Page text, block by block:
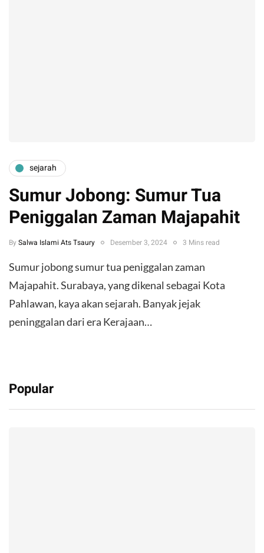
sejarah
Sumur Jobong: Sumur Tua
Peniggalan Zaman Majapahit
By Salwa Islami Ats Tsaury Desember 3, 2024 3 Mins read
Sumur jobong sumur tua peniggalan zaman
Majapahit. Surabaya, yang dikenal sebagai Kota
Pahlawan, kaya akan sejarah. Banyak jejak
peninggalan dari era Kerajaan…
Popular